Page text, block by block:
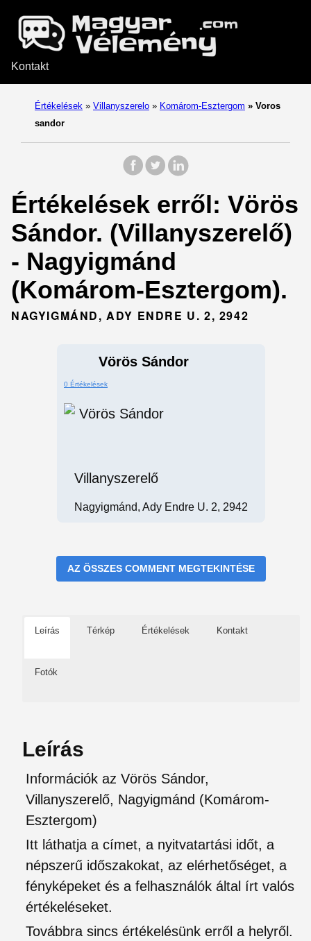
Kontakt
Értékelések » Villanyszerelo » Komárom-Esztergom » Voros
sandor
Értékelések erről: Vörös
Sándor. (Villanyszerelő)
- Nagyigmánd
(Komárom-Esztergom).
NAGYIGMÁND, ADY ENDRE U. 2, 2942
Vörös Sándor
0 Értékelések
Villanyszerelő
Nagyigmánd, Ady Endre U. 2, 2942
AZ ÖSSZES COMMENT MEGTEKINTÉSE
Leírás Térkép Értékelések Kontakt
Fotók
Leírás
Információk az Vörös Sándor,
Villanyszerelő, Nagyigmánd (Komárom-
Esztergom)
Itt láthatja a címet, a nyitvatartási időt, a
népszerű időszakokat, az elérhetőséget, a
fényképeket és a felhasználók által írt valós
értékeléseket.
Továbbra sincs értékelésünk erről a helyről.